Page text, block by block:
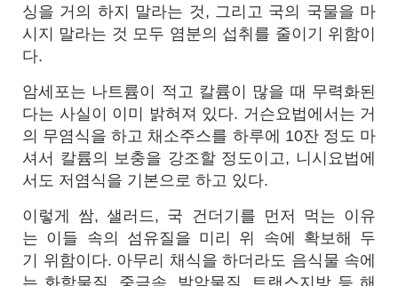
싱을 거의 하지 말라는 것, 그리고 국의 국물을 마
시지 말라는 것 모두 염분의 섭취를 줄이기 위함이
다.
암세포는 나트륨이 적고 칼륨이 많을 때 무력화된
다는 사실이 이미 밝혀져 있다. 거슨요법에서는 거
의 무염식을 하고 채소주스를 하루에 10잔 정도 마
셔서 칼륨의 보충을 강조할 정도이고, 니시요법에
서도 저염식을 기본으로 하고 있다.
이렇게 쌈, 샐러드, 국 건더기를 먼저 먹는 이유
는 이들 속의 섬유질을 미리 위 속에 확보해 두
기 위함이다. 아무리 채식을 하더라도 음식물 속에